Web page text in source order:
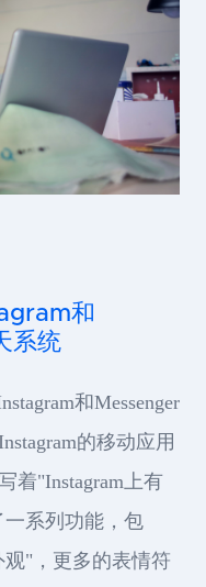
和
系统
和Messenger
的移动应用
着"Instagram上有
系列功能，包
"，更多的表情符